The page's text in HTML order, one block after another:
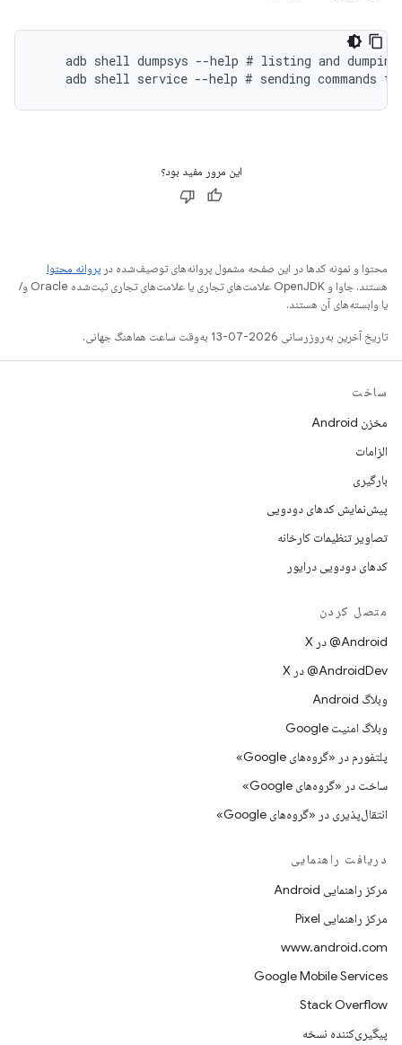
adb shell dumpsys --help # listing and
این مرور مفید بود؟
محتوا و نمونه کدها در این صفحه مشمول پروانه‌های توصیف‌شده در پروانه محتوا
هستند. جاوا و OpenJDK علامت‌های تجاری یا علامت‌های تجاری ثبت‌شده Oracle و/
یا وابسته‌های آن هستند.
تاریخ آخرین به‌روزرسانی 2026-07-13 به‌وقت ساعت هماهنگ جهانی.
ساخت
مخزن Android
الزامات
بارگیری
پیش‌نمایش کدهای دودویی
تصاویر تنظیمات کارخانه
کدهای دودویی درایور
متصل کردن
‫‎@Android در X
‫‎@AndroidDev در X
وبلاگ Android
وبلاگ امنیت Google
پلتفورم در «گروه‌های Google»
ساخت در «گروه‌های Google»
انتقال‌پذیری در «گروه‌های Google»
دریافت راهنمایی
مرکز راهنمایی Android
مرکز راهنمایی Pixel
www.android.com
Google Mobile Services
Stack Overflow
پیگیری‌کننده نسخه